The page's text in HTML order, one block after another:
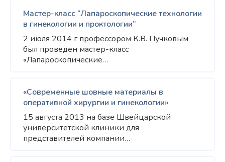
Мастер-класс “Лапароскопические технологии
в гинекологии и проктологии”
2 июля 2014 г профессором К.В. Пучковым
был проведен мастер-класс
«Лапароскопические…
«Современные шовные материалы в
оперативной хирургии и гинекологии»
15 августа 2013 на базе Швейцарской
университетской клиники для
представителей компании…